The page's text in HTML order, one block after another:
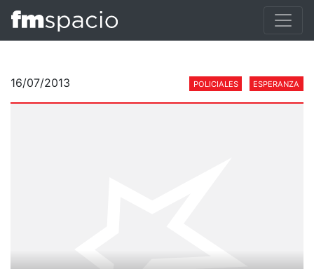
16/07/2013 POLICIALES ESPERANZA